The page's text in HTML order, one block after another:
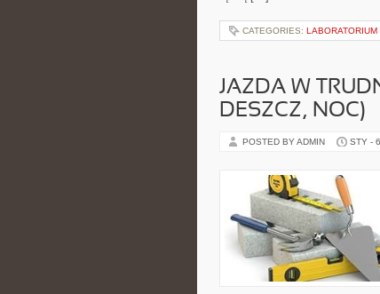
CATEGORIES: LABORATORIUM
JAZDA W
DESZCZ, NOC)
POSTED BY ADMIN STY -